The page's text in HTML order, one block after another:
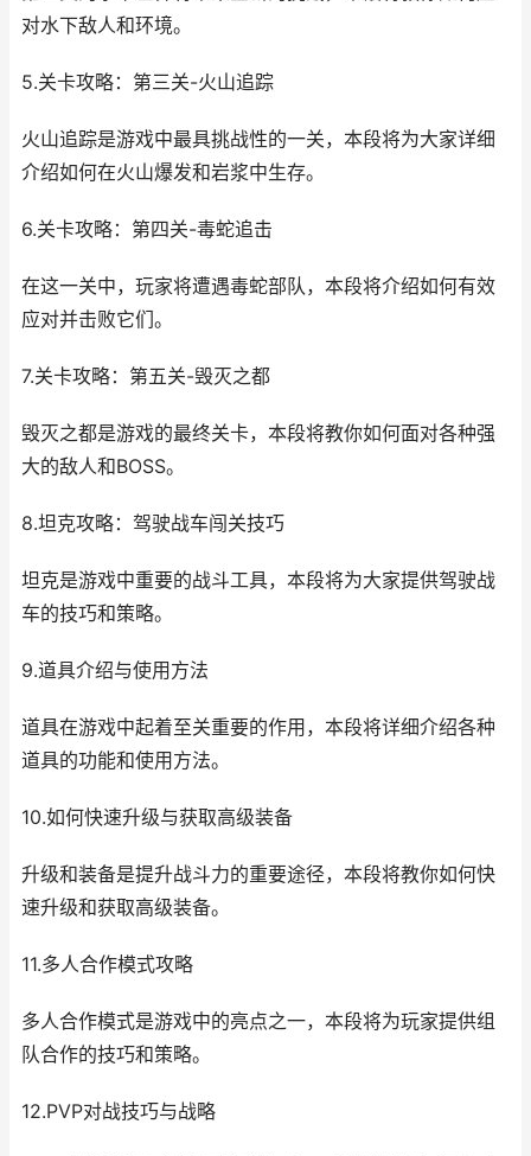
对水下敌人和环境。
5.关卡攻略：第三关-火山追踪
火山追踪是游戏中最具挑战性的一关，本段将为大家详细
介绍如何在火山爆发和岩浆中生存。
6.关卡攻略：第四关-毒蛇追击
在这一关中，玩家将遭遇毒蛇部队，本段将介绍如何有效
应对并击败它们。
7.关卡攻略：第五关-毁灭之都
毁灭之都是游戏的最终关卡，本段将教你如何面对各种强
大的敌人和BOSS。
8.坦克攻略：驾驶战车闯关技巧
坦克是游戏中重要的战斗工具，本段将为大家提供驾驶战
车的技巧和策略。
9.道具介绍与使用方法
道具在游戏中起着至关重要的作用，本段将详细介绍各种
道具的功能和使用方法。
10.如何快速升级与获取高级装备
升级和装备是提升战斗力的重要途径，本段将教你如何快
速升级和获取高级装备。
11.多人合作模式攻略
多人合作模式是游戏中的亮点之一，本段将为玩家提供组
队合作的技巧和策略。
12.PVP对战技巧与战略